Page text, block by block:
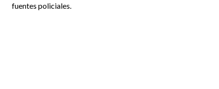
fuentes policiales.